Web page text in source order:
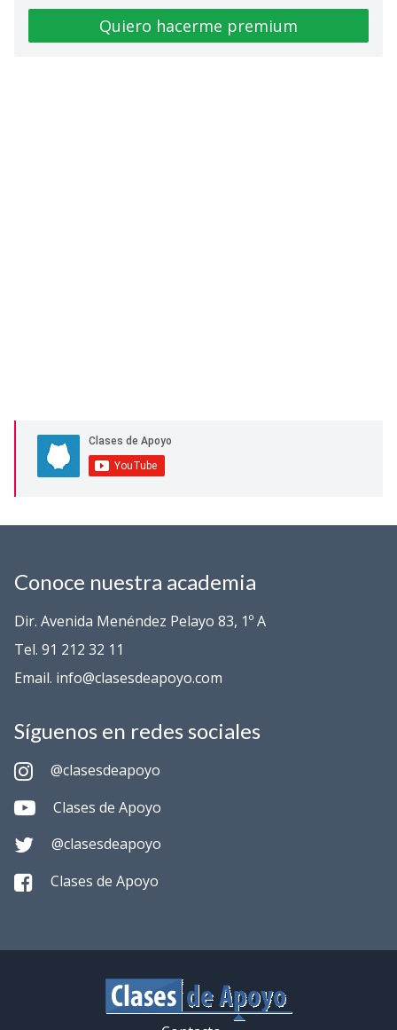
Quiero hacerme premium
Conoce nuestra academia
Dir. Avenida Menéndez Pelayo 83, 1º A
Tel. 91 212 32 11
Email. info@clasesdeapoyo.com
Síguenos en redes sociales
@clasesdeapoyo
Clases de Apoyo
@clasesdeapoyo
Clases de Apoyo